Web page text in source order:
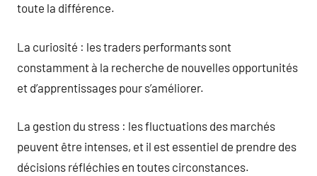
toute la différence.
La curiosité : les traders performants sont
constamment à la recherche de nouvelles opportunités
et d’apprentissages pour s’améliorer.
La gestion du stress : les fluctuations des marchés
peuvent être intenses, et il est essentiel de prendre des
décisions réfléchies en toutes circonstances.